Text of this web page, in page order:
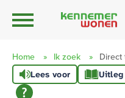
Naar hoofdinhoud
Naar hoofdnavigatiemenu
Naar zoeken
Naar de
Ga naar Hoofd
Home Ik zoek Direct
Lees voor Uitleg